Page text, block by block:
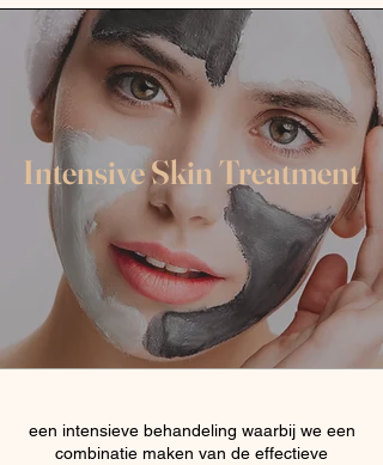
Intensive Skin Treatment
een intensieve behandeling waarbij we een
combinatie maken van de effectieve